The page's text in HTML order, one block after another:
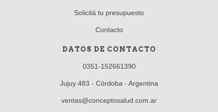
Solicitá tu presupuesto
Contacto
DATOS DE CONTACTO
0351-152661390
Jujuy 483 - Córdoba - Argentina
ventas@conceptosalud.com.ar